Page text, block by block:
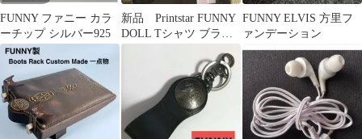
FUNNY ファニー カラ
ーチップ シルバー925
新品 Printstar FUNNY
DOLL Tシャツ ブラッ
ク L
FUNNY ELVIS 方里フ
ァンデーション